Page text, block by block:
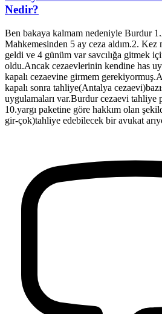
Nedir?
Ben bakaya kalmam nedeniyle Burdur
Mahkemesinden 5 ay ceza aldım.2. Kez
geldi ve 4 günüm var savcılığa gitmek
oldu.Ancak cezaevlerinin kendine has
kapalı cezaevine girmem
kapalı sonra tahliye(Antalya
uygulamaları var.Burdur cezaevi tahliye
10.yargı paketine göre hakkım olan
gir-çok)tahliye edebilecek bir avukat